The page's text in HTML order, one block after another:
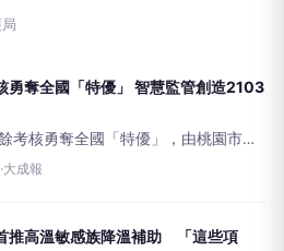
勇奪全國「特優」 智慧監管創造2103
考核勇奪全國「特優」，由桃園市政
呂明錡副局長代表領獎。(圖/環保局提
·大成報
推高溫敏感族降溫補助 「這些項